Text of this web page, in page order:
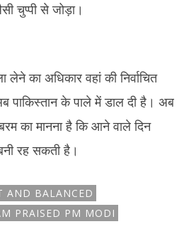
चुप्पी से जोड़ा।
का अधिकार वहां की निर्वाचित
पाकिस्तान के पाले में डाल दी है। अब
का मानना है कि आने वाले दिन
रह सकती है।
AND BALANCED
PRAISED PM MODI